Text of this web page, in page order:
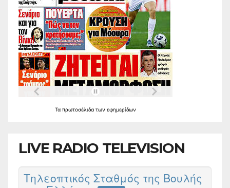
Τα πρωτοσέλιδα των εφημερίδων
LIVE RADIO TELEVISION